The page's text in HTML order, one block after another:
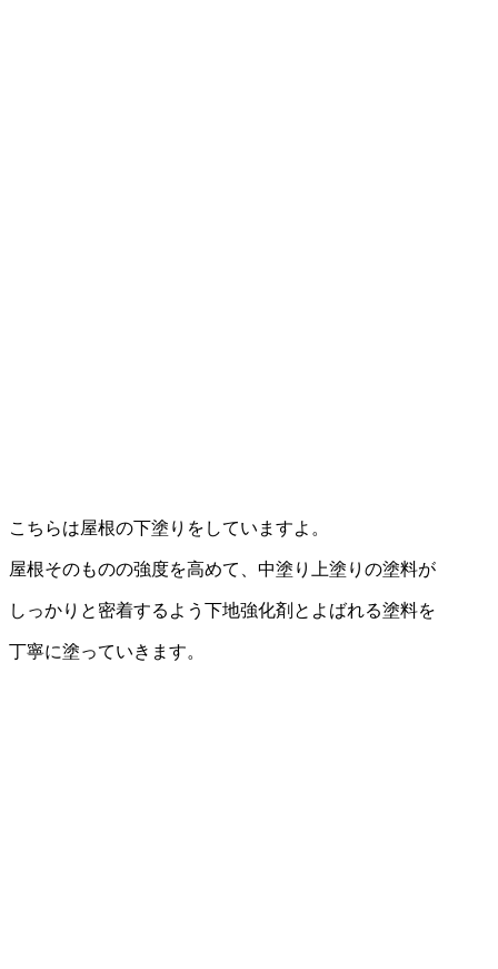
こちらは屋根の下塗りをしていますよ。
屋根そのものの強度を高めて、中塗り上塗りの塗料が
しっかりと密着するよう下地強化剤とよばれる塗料を
丁寧に塗っていきます。